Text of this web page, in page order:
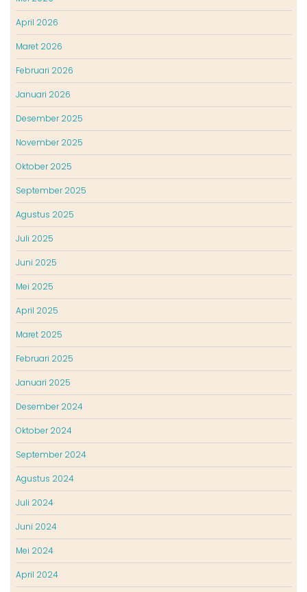
April 2026
Maret 2026
Februari 2026
Januari 2026
Desember 2025
November 2025
Oktober 2025
September 2025
Agustus 2025
Juli 2025
Juni 2025
Mei 2025
April 2025
Maret 2025
Februari 2025
Januari 2025
Desember 2024
Oktober 2024
September 2024
Agustus 2024
Juli 2024
Juni 2024
Mei 2024
April 2024